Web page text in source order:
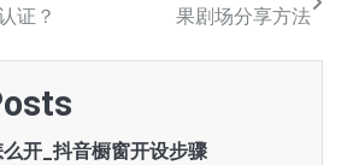
证？
果剧场分享方法
开_抖音橱窗开设步骤